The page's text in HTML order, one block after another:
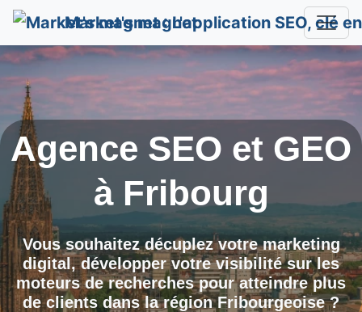
Market's magnet
Agence SEO et GEO
à Fribourg
Vous souhaitez décuplez votre marketing
digital, développer votre visibilité sur les
moteurs de recherches pour atteindre plus
de clients dans la région Fribourgeoise ?